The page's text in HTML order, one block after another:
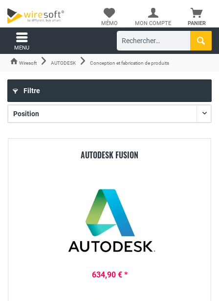
PANIER
MÉMO MON COMPTE
MENU
Wiresoft AUTODESK Conception et fabrication de produits
Filtre
AUTODESK FUSION
634,90 € *